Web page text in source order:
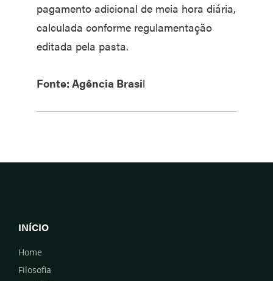
pagamento adicional de meia hora diária,
calculada conforme regulamentação
editada pela pasta.
Fonte: Agência Brasil
INÍCIO
Home
Filosofia